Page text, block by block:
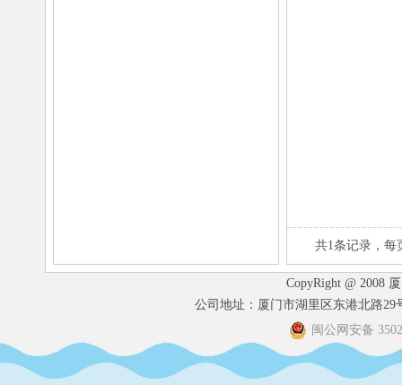
共1条记录，每
CopyRight @ 2008
公司地址：厦门市湖里区东港北路29
闽公网安备